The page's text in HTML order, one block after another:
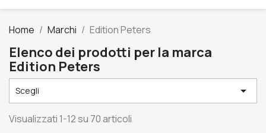
Home Marchi Edition Peters
Elenco dei prodotti per la marca
Edition Peters
Scegli 
Visualizzati 1-12 su 70 articoli